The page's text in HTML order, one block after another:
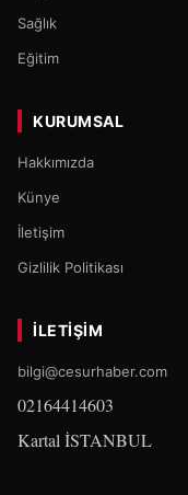
Sağlık
Eğitim
KURUMSAL
Hakkımızda
Künye
İletişim
Gizlilik Politikası
İLETIŞIM
bilgi@cesurhaber.com
02164414603
Kartal İSTANBUL